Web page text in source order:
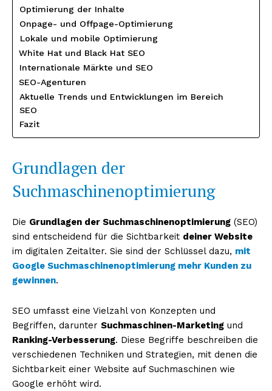
Optimierung der Inhalte
Onpage- und Offpage-Optimierung
Lokale und mobile Optimierung
White Hat und Black Hat SEO
Internationale Märkte und SEO
SEO-Agenturen
Aktuelle Trends und Entwicklungen im Bereich
SEO
Fazit
Grundlagen der
Suchmaschinenoptimierung
Die Grundlagen der Suchmaschinenoptimierung (SEO)
sind entscheidend für die Sichtbarkeit deiner Website
im digitalen Zeitalter. Sie sind der Schlüssel dazu, mit
Google Suchmaschinenoptimierung mehr Kunden zu
gewinnen.
SEO umfasst eine Vielzahl von Konzepten und
Begriffen, darunter Suchmaschinen-Marketing und
Ranking-Verbesserung. Diese Begriffe beschreiben die
verschiedenen Techniken und Strategien, mit denen die
Sichtbarkeit einer Website auf Suchmaschinen wie
Google erhöht wird.